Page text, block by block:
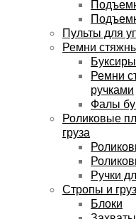
Пульты для
Ремни
Ремни
ручками
Фалы
Роликовые
груза
Ручки
Стропы и
Блоки